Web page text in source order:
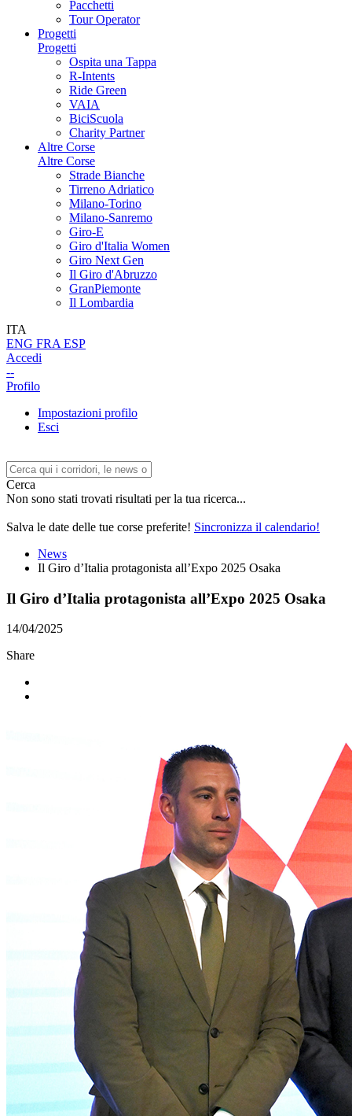
Pacchetti
Tour Operator
Progetti
Progetti
Ospita una Tappa
R-Intents
Ride Green
VAIA
BiciScuola
Charity Partner
Altre Corse
Altre Corse
Strade Bianche
Tirreno Adriatico
Milano-Torino
Milano-Sanremo
Giro-E
Giro d'Italia Women
Giro Next Gen
Il Giro d'Abruzzo
GranPiemonte
Il Lombardia
ITA
ENG FRA ESP
Accedi
--
Profilo
Impostazioni profilo
Esci
Cerca
Non sono stati trovati risultati per la tua ricerca...
Salva le date delle tue corse preferite! Sincronizza il calendario!
News
Il Giro d’Italia protagonista all’Expo 2025 Osaka
Il Giro d’Italia protagonista all’Expo 2025 Osaka
14/04/2025
Share